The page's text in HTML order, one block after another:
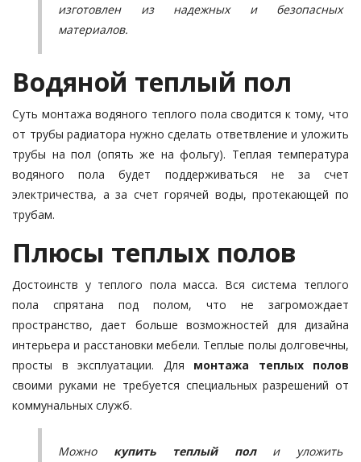
изготовлен из надежных и безопасных
материалов.
Водяной теплый пол
Суть монтажа водяного теплого пола сводится к тому, что
от трубы радиатора нужно сделать ответвление и уложить
трубы на пол (опять же на фольгу). Теплая температура
водяного пола будет поддерживаться не за счет
электричества, а за счет горячей воды, протекающей по
трубам.
Плюсы теплых полов
Достоинств у теплого пола масса. Вся система теплого
пола спрятана под полом, что не загромождает
пространство, дает больше возможностей для дизайна
интерьера и расстановки мебели. Теплые полы долговечны,
просты в эксплуатации. Для монтажа теплых полов
своими руками не требуется специальных разрешений от
коммунальных служб.
Можно купить теплый поли уложить